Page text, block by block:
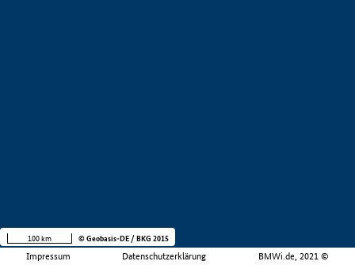
Impressum Datenschutzerklärung BMWi.de, 2021 ©
100 km © Geobasis-DE / BKG 2015